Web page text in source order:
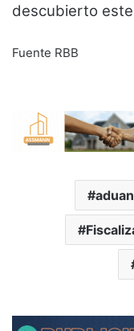
descubierto
Fuente RBB